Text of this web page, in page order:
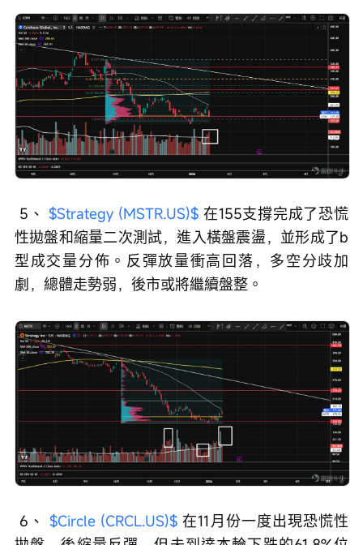
5、 $Strategy (MSTR.US)$ 在155支撐完成了恐慌
性拋盤和縮量二次測試，進入橫盤震盪，並形成了b
型成交量分佈。反彈放量衝高回落，多空分歧加
劇，總體走勢弱，後市或將繼續盤整。
6、 $Circle (CRCL.US)$ 在11月份一度出現恐慌性